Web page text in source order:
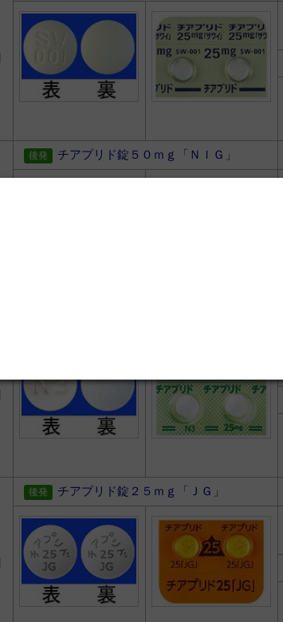
チアプリド錠５０ｍｇ「ＮＩＧ」
チアプリド錠２５ｍｇ「ＪＧ」